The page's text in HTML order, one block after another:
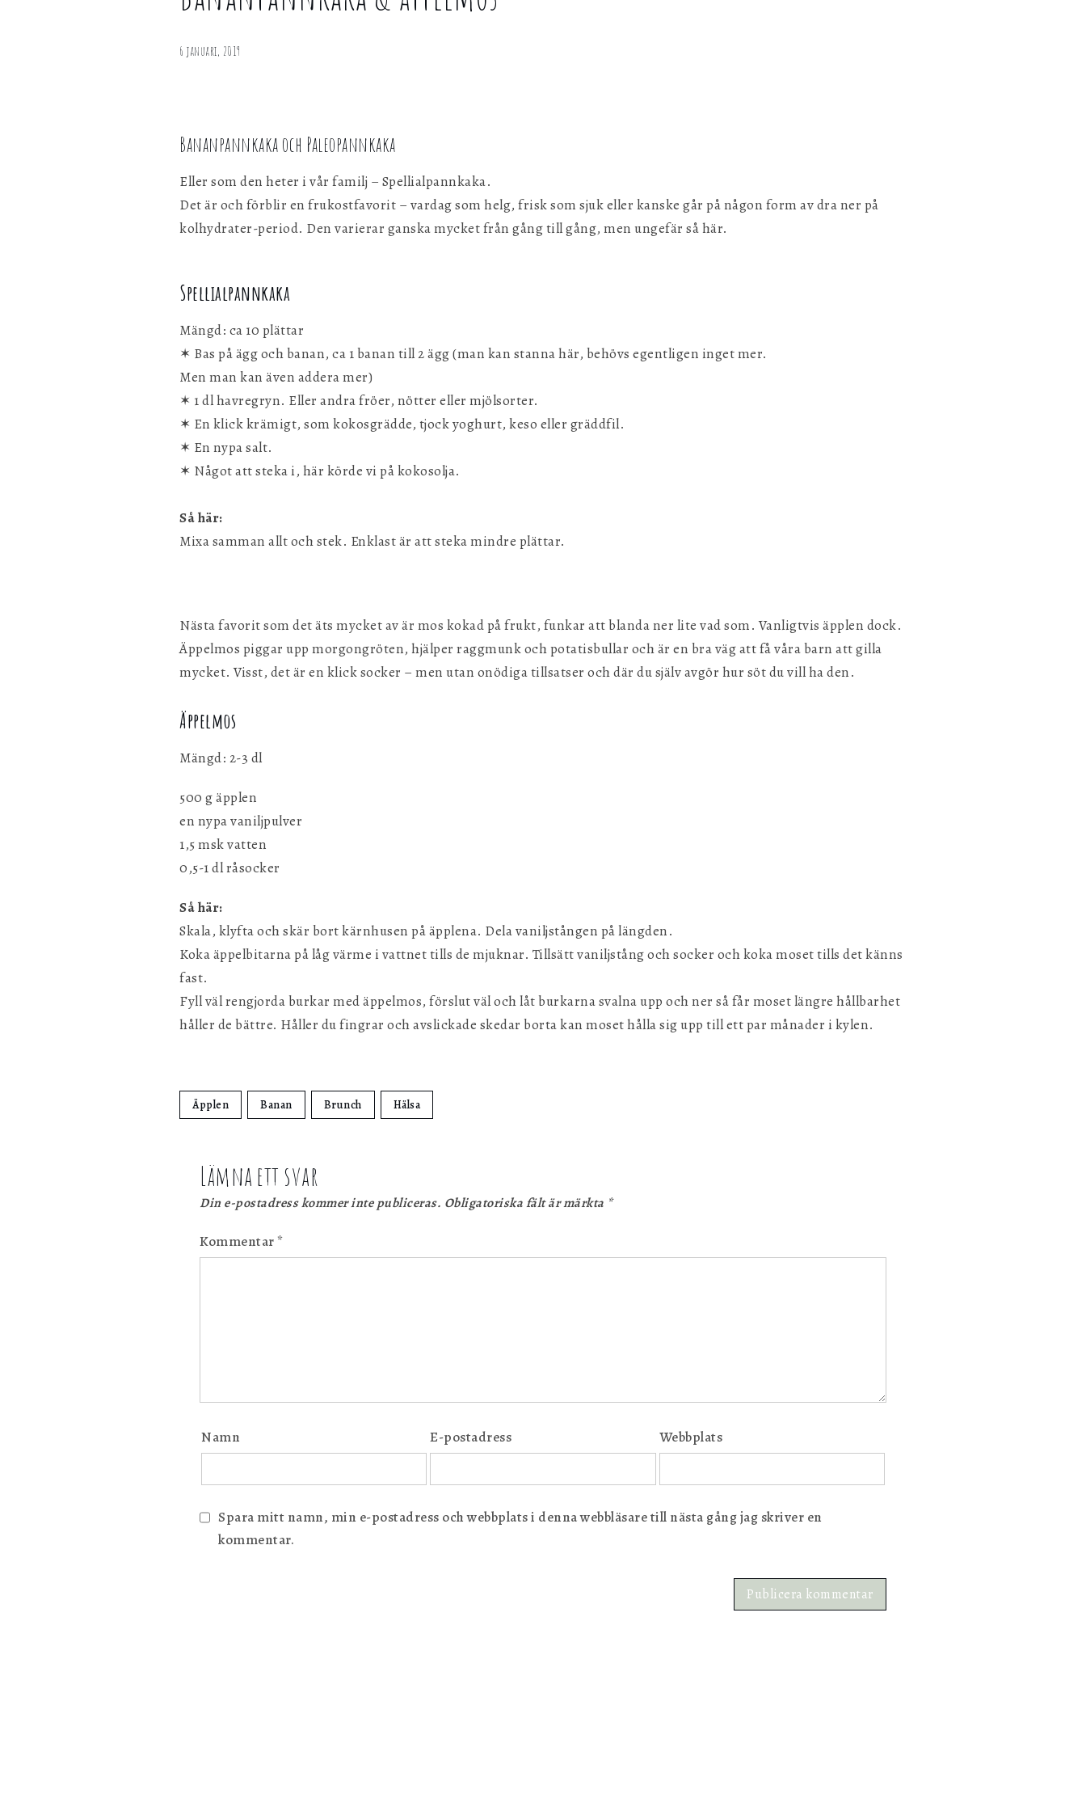
6 januari, 2019
Bananpannkaka och Paleopannkaka
Eller som den heter i vår familj – Spellialpannkaka.
Det är och förblir en frukostfavorit – vardag som helg, frisk som sjuk eller kanske går på någon form av dra ner på
kolhydrater-period. Den varierar ganska mycket från gång till gång, men ungefär så här.
Spellialpannkaka
Mängd: ca 10 plättar
✶ Bas på ägg och banan, ca 1 banan till 2 ägg (man kan stanna här, behövs egentligen inget mer.
Men man kan även addera mer)
✶ 1 dl havregryn. Eller andra fröer, nötter eller mjölsorter.
✶ En klick krämigt, som kokosgrädde, tjock yoghurt, keso eller gräddfil.
✶ En nypa salt.
✶ Något att steka i, här körde vi på kokosolja.
Så här:
Mixa samman allt och stek. Enklast är att steka mindre plättar.
Nästa favorit som det äts mycket av är mos kokad på frukt, funkar att blanda ner lite vad som. Vanligtvis äpplen dock.
Äppelmos piggar upp morgongröten, hjälper raggmunk och potatisbullar och är en bra väg att få våra barn att gilla
mycket. Visst, det är en klick socker – men utan onödiga tillsatser och där du själv avgör hur söt du vill ha den.
Äppelmos
Mängd: 2-3 dl
500 g äpplen
en nypa vaniljpulver
1,5 msk vatten
0,5-1 dl råsocker
Så här:
Skala, klyfta och skär bort kärnhusen på äpplena. Dela vaniljstången på längden.
Koka äppelbitarna på låg värme i vattnet tills de mjuknar. Tillsätt vaniljstång och socker och koka moset tills det känns
fast.
Fyll väl rengjorda burkar med äppelmos, förslut väl och låt burkarna svalna upp och ner så får moset längre hållbarhet
håller de bättre. Håller du fingrar och avslickade skedar borta kan moset hålla sig upp till ett par månader i kylen.
Äpplen Banan Brunch Hälsa
Lämna ett svar
Din e-postadress kommer inte publiceras. Obligatoriska fält är märkta *
Kommentar*
Namn E-postadress Webbplats
Spara mitt namn, min e-postadress och webbplats i denna webbläsare till nästa gång jag skriver en
kommentar.
personligen med hjälp av dessa uppgifter.